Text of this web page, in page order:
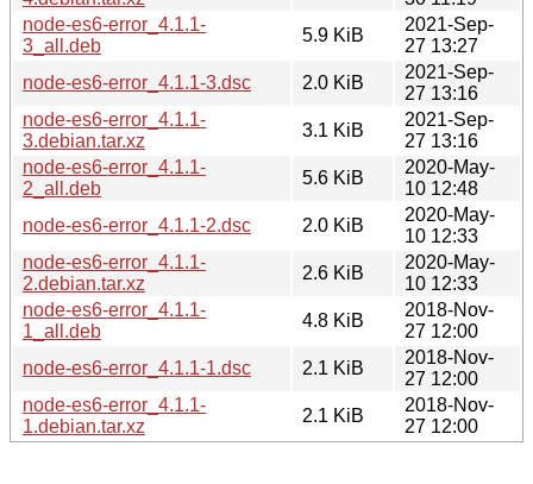
node-es6-error_4.1.1-
3_all.deb
5.9 KiB
2021-Sep-
27 13:27
node-es6-error_4.1.1-3.dsc
2.0 KiB
2021-Sep-
27 13:16
node-es6-error_4.1.1-
3.debian.tar.xz
3.1 KiB
2021-Sep-
27 13:16
node-es6-error_4.1.1-
2_all.deb
5.6 KiB
2020-May-
10 12:48
node-es6-error_4.1.1-2.dsc
2.0 KiB
2020-May-
10 12:33
node-es6-error_4.1.1-
2.debian.tar.xz
2.6 KiB
2020-May-
10 12:33
node-es6-error_4.1.1-
1_all.deb
4.8 KiB
2018-Nov-
27 12:00
node-es6-error_4.1.1-1.dsc
2.1 KiB
2018-Nov-
27 12:00
node-es6-error_4.1.1-
1.debian.tar.xz
2.1 KiB
2018-Nov-
27 12:00